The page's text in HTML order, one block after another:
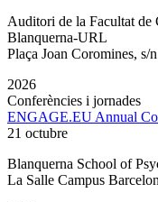
Auditori de la Facultat de
Blanquerna-URL
Plaça Joan Coromines, s/
2026
Conferències i jornades
ENGAGE.EU Annual
21 octubre
Blanquerna School of
La Salle Campus